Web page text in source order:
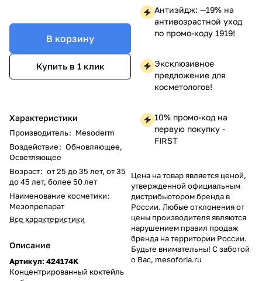
В корзину
Купить в 1 клик
Характеристики
Производитель: Mesoderm
Воздействие: Обновляющее,
Осветляющее
Возраст: от 25 до 35 лет, от 35
до 45 лет, более 50 лет
Наименование косметики:
Мезопрепарат
Все характеристики
Описание
Артикул: 424174K
Концентрированный коктейль
Антиэйдж: —19% на
антивозрастной уход
по промо-коду 1919!
Эксклюзивное
предложение для
косметологов!
10% промо-код на
первую покупку -
FIRST
Цена на товар является ценой,
утвержденной официальным
дистрибьютором бренда в
России. Любые отклонения от
цены производителя являются
нарушением правил продаж
бренда на территории России.
Будьте внимательны! С заботой
о Вас, mesoforia.ru